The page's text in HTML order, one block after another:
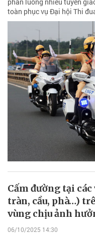
toàn phục vụ Đại hội Thi
Cấm đường tại
tràn, cầu, phà…)
vùng chịu ảnh
06/10/2025 14:30